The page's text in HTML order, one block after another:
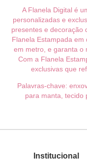
A Flanela Digital é
personalizadas e
presentes e decoração
Flanela Estampada
em metro, e garanta o
Com a Flanela
exclusivas que
Palavras-chave:
para manta, tecido
Institucional